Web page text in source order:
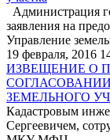
Администрация
заявления на
Управление
19 февраля, 2016
ИЗВЕЩЕНИЕ О
ЗЕМЕЛЬНОГО
Кадастровым
Сергеевичем,